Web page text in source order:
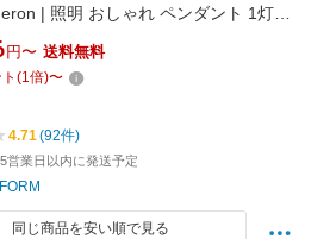
| 照明 おしゃれ ペンダント 1灯
LED ルームライト 北欧 シンプル ナチ
国インテリア モダン リビング ダイニ
チン 玄関 トイレ かわいい インテリア
ア ガラス 影 影模様
円〜 送料無料
(1倍)〜
4.71(92件)
営業日以内に発送予定
同じ商品を安い順で見る